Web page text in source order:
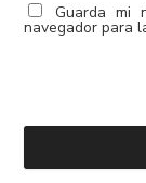
Guarda mi
navegador para